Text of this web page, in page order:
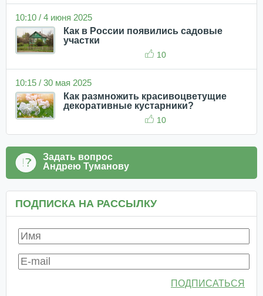
10:10 / 4 июня 2025
Как в России появились садовые
участки
10
10:15 / 30 мая 2025
Как размножить красивоцветущие
декоративные кустарники?
10
Задать вопрос
Андрею Туманову
ПОДПИСКА НА РАССЫЛКУ
ПОДПИСАТЬСЯ